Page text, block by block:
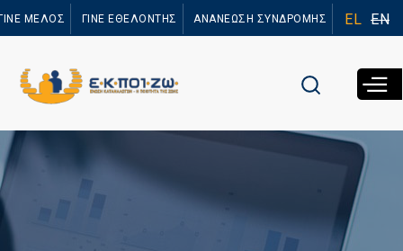
προς το
ΜΕΛΟΣ ΓΙΝΕ ΕΘΕΛΟΝΤΗΣ ΑΝΑΝΕΩΣΗ ΣΥΝΔΡΟΜΗΣ EL EN